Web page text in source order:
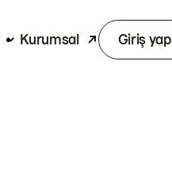
Kurumsal Giriş yap